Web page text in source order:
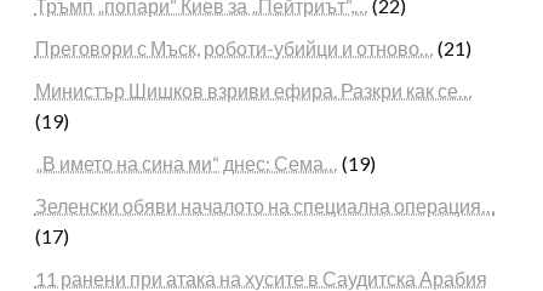
Тръмп „попари“ Киев за „Пейтриът“,… (22)
Преговори с Мъск, роботи-убийци и отново… (21)
Министър Шишков взриви ефира. Разкри как се…
(19)
„В името на сина ми“ днес: Сема… (19)
Зеленски обяви началото на специална операция…
(17)
11 ранени при атака на хусите в Саудитска Арабия